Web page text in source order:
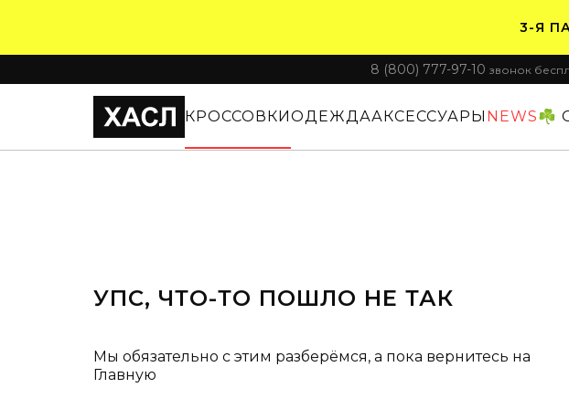
3-Я
ПЛАТИТЕ
8 (800) 777-97-10 звонок
КРОССОВКИОДЕЖДААКСЕССУАРЫ NEWS☘️
УПС, ЧТО-ТО ПОШЛО НЕ ТАК
Мы обязательно с этим разберёмся, а пока вернитесь на
Главную